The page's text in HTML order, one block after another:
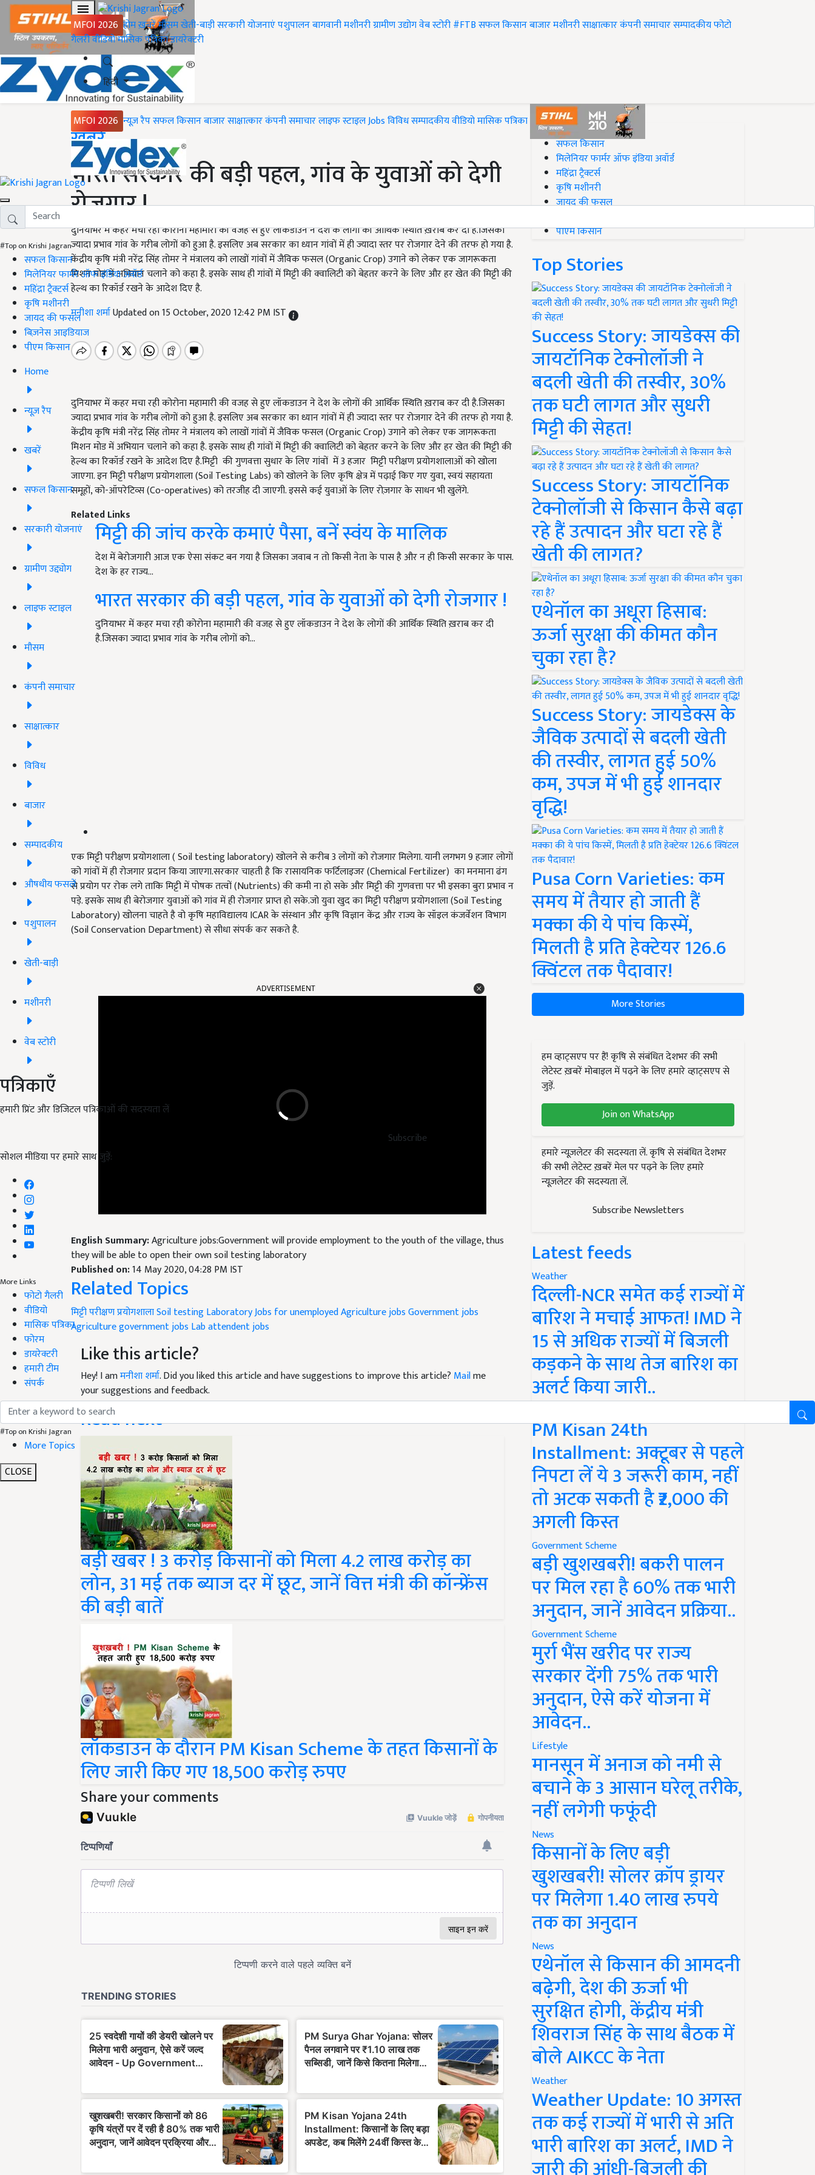
MFOI 2026 होमख़बरेंमौसमखेती-बाड़ीसरकारी योजनाएंपशुपालनबागवानीमशीनरीग्रामीण उद्योगवेब स्टोरी#FTBसफल किसानबाजारमशीनरीसाक्षात्कारकंपनी समाचारसम्पादकीयफोटो
गैलरीवीडियोमासिक पत्रिकाडायरेक्टरी
हिंदी
MFOI 2026 न्यूज़ रैपसफल किसानबाजारसाक्षात्कारकंपनी समाचारलाइफ स्टाइलJobsविविधसम्पादकीयवीडियोमासिक पत्रिका
#Top on Krishi Jagran
सफल किसान
मिलेनियर फार्मर ऑफ इंडिया अवॉर्ड
महिंद्रा ट्रैक्टर्स
कृषि मशीनरी
जायद की फसल
बिज़नेस आइडियाज
पीएम किसान
Home
न्यूज़ रैप
खबरें
सफल किसान
सरकारी योजनाएं
ग्रामीण उद्द्योग
लाइफ स्टाइल
मौसम
कंपनी समाचार
साक्षात्कार
विविध
बाजार
सम्पादकीय
औषधीय फसलें
पशुपालन
खेती-बाड़ी
मशीनरी
वेब स्टोरी
पत्रिकाएँ
हमारी प्रिंट और डिजिटल पत्रिकाओं की सदस्यता लें
Subscribe
सोशल मीडिया पर हमारे साथ जुड़ें:
More Links
फोटो गैलरी
वीडियो
मासिक पत्रिका
फोरम
डायरेक्टरी
हमारी टीम
संपर्क
#Top on Krishi Jagran
More Topics
CLOSE
Home
ख़बरें
भारत सरकार की बड़ी पहल, गांव के युवाओं को देगी
रोजगार !
दुनियाभर में कहर मचा रही कोरोना महामारी की वजह से हुए लॉकडाउन ने देश के लोगों की आर्थिक स्थिति ख़राब कर दी है.जिसका
ज्यादा प्रभाव गांव के गरीब लोगों को हुआ है. इसलिए अब सरकार का ध्यान गांवों में ही ज्यादा स्तर पर रोजगार देने की तरफ हो गया है.
केंद्रीय कृषि मंत्री नरेंद्र सिंह तोमर ने मंत्रालय को लाखों गांवों में जैविक फसल (Organic Crop) उगाने को लेकर एक जागरूकता
मिशन मोड में अभियान चलाने को कहा है. इसके साथ ही गांवों में मिट्टी की क्वालिटी को बेहतर करने के लिए और हर खेत की मिट्टी की
हेल्थ का रिकॉर्ड रखने के आदेश दिए है.
मनीशा शर्माUpdated on 15 October, 2020 12:42 PM IST
दुनियाभर में कहर मचा रही कोरोना महामारी की वजह से हुए लॉकडाउन ने देश के लोगों की आर्थिक स्थिति ख़राब कर दी है.जिसका
ज्यादा प्रभाव गांव के गरीब लोगों को हुआ है. इसलिए अब सरकार का ध्यान गांवों में ही ज्यादा स्तर पर रोजगार देने की तरफ हो गया है.
केंद्रीय कृषि मंत्री नरेंद्र सिंह तोमर ने मंत्रालय को लाखों गांवों में जैविक फसल (Organic Crop) उगाने को लेकर एक जागरूकता
मिशन मोड में अभियान चलाने को कहा है. इसके साथ ही गांवों में मिट्टी की क्वालिटी को बेहतर करने के लिए और हर खेत की मिट्टी की
हेल्थ का रिकॉर्ड रखने के आदेश दिए है.मिट्टी की गुणवत्ता सुधार के लिए गांवों में 3 हजार मिट्टी परीक्षण प्रयोगशालाओं को खोला
जाएगा. इन मिट्टी परीक्षण प्रयोगशाला (Soil Testing Labs) को खोलने के लिए कृषि क्षेत्र में पढ़ाई किए गए युवा, स्वयं सहायता
समूहों, को-ऑपरेटिव्स (Co-operatives) को तरजीह दी जाएगी. इससे कई युवाओं के लिए रोज़गार के साधन भी खुलेंगे.
Related Links
मिट्टी की जांच करके कमाएं पैसा, बनें स्वंय के मालिक
देश में बेरोजगारी आज एक ऐसा संकट बन गया है जिसका जवाब न तो किसी नेता के पास है और न ही किसी सरकार के पास.
देश के हर राज्य…
भारत सरकार की बड़ी पहल, गांव के युवाओं को देगी रोजगार !
दुनियाभर में कहर मचा रही कोरोना महामारी की वजह से हुए लॉकडाउन ने देश के लोगों की आर्थिक स्थिति ख़राब कर दी
है.जिसका ज्यादा प्रभाव गांव के गरीब लोगों को…
एक मिट्टी परीक्षण प्रयोगशाला ( Soil testing laboratory) खोलने से करीब 3 लोगों को रोजगार मिलेगा. यानी लगभग 9 हजार लोगों
को गांवों में ही रोजगार प्रदान किया जाएगा.सरकार चाहती है कि रासायनिक फर्टिलाइजर (Chemical Fertilizer) का मनमाना ढंग
से प्रयोग पर रोक लगे ताकि मिट्टी में पोषक तत्वों (Nutrients) की कमी ना हो सके और मिट्टी की गुणवत्ता पर भी इसका बुरा प्रभाव न
पड़े. इसके साथ ही बेरोजगार युवाओं को गांव में ही रोजगार प्राप्त हो सके.जो युवा खुद का मिट्टी परीक्षण प्रयोगशाला (Soil Testing
Laboratory) खोलना चाहते है वो कृषि महाविद्यालय ICAR के संस्थान और कृषि विज्ञान केंद्र और राज्य के सॉइल कंजर्वेशन विभाग
(Soil Conservation Department) से सीधा संपर्क कर सकते है.
they will be able to open their own soil testing laboratory
Published on:14 May 2020, 04:28 PM IST
Related Topics
मिट्टी परीक्षण प्रयोगशाला Soil testing Laboratory
Agriculture government jobsLab attendent jobs
Like this article?
Hey! I amमनीशा शर्मा . Did you liked this article and have suggestions to improve this article?
your suggestions and feedback.
Read next
बड़ी खबर ! 3 करोड़ किसानों को मिला 4.2 लाख करोड़ का
लोन, 31 मई तक ब्याज दर में छूट, जानें वित्त मंत्री की कॉन्फ्रेंस
की बड़ी बातें
लॉकडाउन के दौरान PM Kisan Scheme के तहत किसानों के
लिए जारी किए गए 18,500 करोड़ रुपए
Share your comments
#Top on Krishi Jagran
सफल किसान
मिलेनियर फार्मर ऑफ इंडिया अवॉर्ड
महिंद्रा ट्रैक्टर्स
कृषि मशीनरी
जायद की फसल
पीएम किसान
Top Stories
Success Story: जायडेक्स की
जायटॉनिक टेक्नोलॉजी ने
बदली खेती की तस्वीर, 30%
तक घटी लागत और सुधरी
मिट्टी की सेहत!
Success Story: जायटॉनिक
टेक्नोलॉजी से किसान कैसे बढ़ा
रहे हैं उत्पादन और घटा रहे हैं
खेती की लागत?
एथेनॉल का अधूरा हिसाब:
ऊर्जा सुरक्षा की कीमत कौन
चुका रहा है?
Success Story: जायडेक्स के
जैविक उत्पादों से बदली खेती
की तस्वीर, लागत हुई 50%
कम, उपज में भी हुई शानदार
वृद्धि!
Pusa Corn Varieties: कम
समय में तैयार हो जाती हैं
मक्का की ये पांच किस्में,
मिलती है प्रति हेक्टेयर 126.6
क्विंटल तक पैदावार!
More Stories
हम व्हाट्सएप पर हैं! कृषि से संबंधित देशभर की सभी
लेटेस्ट ख़बरें मोबाइल में पढ़ने के लिए हमारे व्हाट्सएप से
जुड़ें.
Join on WhatsApp
हमारे न्यूज़लेटर की सदस्यता लें. कृषि से संबंधित देशभर
की सभी लेटेस्ट ख़बरें मेल पर पढ़ने के लिए हमारे
न्यूज़लेटर की सदस्यता लें.
Subscribe Newsletters
Latest feeds
Weather
दिल्ली-NCR समेत कई राज्यों में
बारिश ने मचाई आफत! IMD ने
15 से अधिक राज्यों में बिजली
कड़कने के साथ तेज बारिश का
अलर्ट किया जारी..
PM Kisan 24th
Installment: अक्टूबर से पहले
निपटा लें ये 3 जरूरी काम, नहीं
तो अटक सकती है ₹2,000 की
अगली किस्त
Government Scheme
बड़ी खुशखबरी! बकरी पालन
पर मिल रहा है 60% तक भारी
अनुदान, जानें आवेदन प्रक्रिया..
Government Scheme
मुर्रा भैंस खरीद पर राज्य
सरकार देंगी 75% तक भारी
अनुदान, ऐसे करें योजना में
आवेदन..
Lifestyle
मानसून में अनाज को नमी से
बचाने के 3 आसान घरेलू तरीके,
नहीं लगेगी फफूंदी
News
किसानों के लिए बड़ी
खुशखबरी! सोलर क्रॉप ड्रायर
पर मिलेगा 1.40 लाख रुपये
तक का अनुदान
News
एथेनॉल से किसान की आमदनी
बढ़ेगी, देश की ऊर्जा भी
सुरक्षित होगी, केंद्रीय मंत्री
शिवराज सिंह के साथ बैठक में
बोले AIKCC के नेता
Weather
Weather Update: 10 अगस्त
तक कई राज्यों में भारी से अति
भारी बारिश का अलर्ट, IMD ने